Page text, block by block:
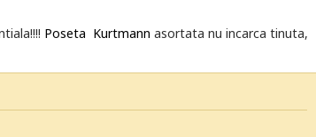
Poseta Kurtmann asortata nu incarca tinuta,